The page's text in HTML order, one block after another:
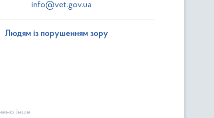
info@vet.gov.ua
Людям із порушенням зору
інше